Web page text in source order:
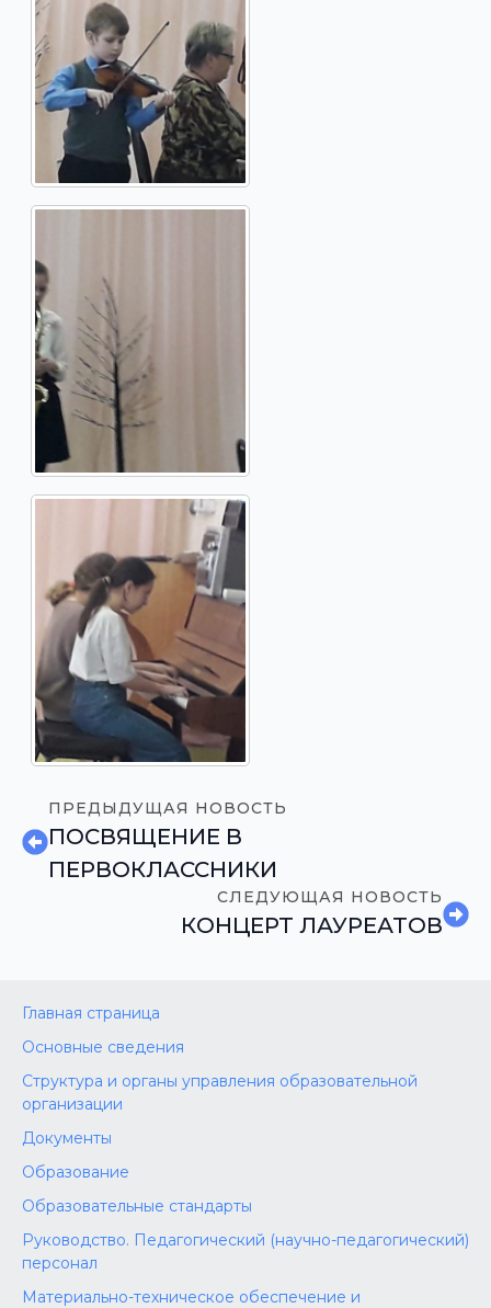
ПРЕДЫДУЩАЯ НОВОСТЬ
ПОСВЯЩЕНИЕ В
ПЕРВОКЛАССНИКИ
СЛЕДУЮЩАЯ НОВОСТЬ
КОНЦЕРТ ЛАУРЕАТОВ
Главная страница
Основные сведения
Структура и органы управления образовательной
организации
Документы
Образование
Образовательные стандарты
Руководство. Педагогический (научно-педагогический)
персонал
Материально-техническое обеспечение и